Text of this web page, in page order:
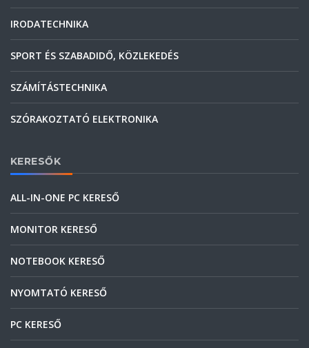
IRODATECHNIKA
SPORT ÉS SZABADIDŐ, KÖZLEKEDÉS
SZÁMÍTÁSTECHNIKA
SZÓRAKOZTATÓ ELEKTRONIKA
KERESŐK
ALL-IN-ONE PC KERESŐ
MONITOR KERESŐ
NOTEBOOK KERESŐ
NYOMTATÓ KERESŐ
PC KERESŐ